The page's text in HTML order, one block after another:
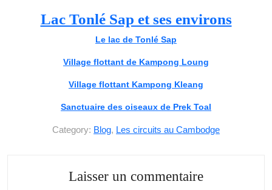
Lac Tonlé Sap et ses environs
Le lac de Tonlé Sap
Village flottant de Kampong Loung
Village flottant Kampong Kleang
Sanctuaire des oiseaux de Prek Toal
Category: Blog, Les circuits au Cambodge
Laisser un commentaire